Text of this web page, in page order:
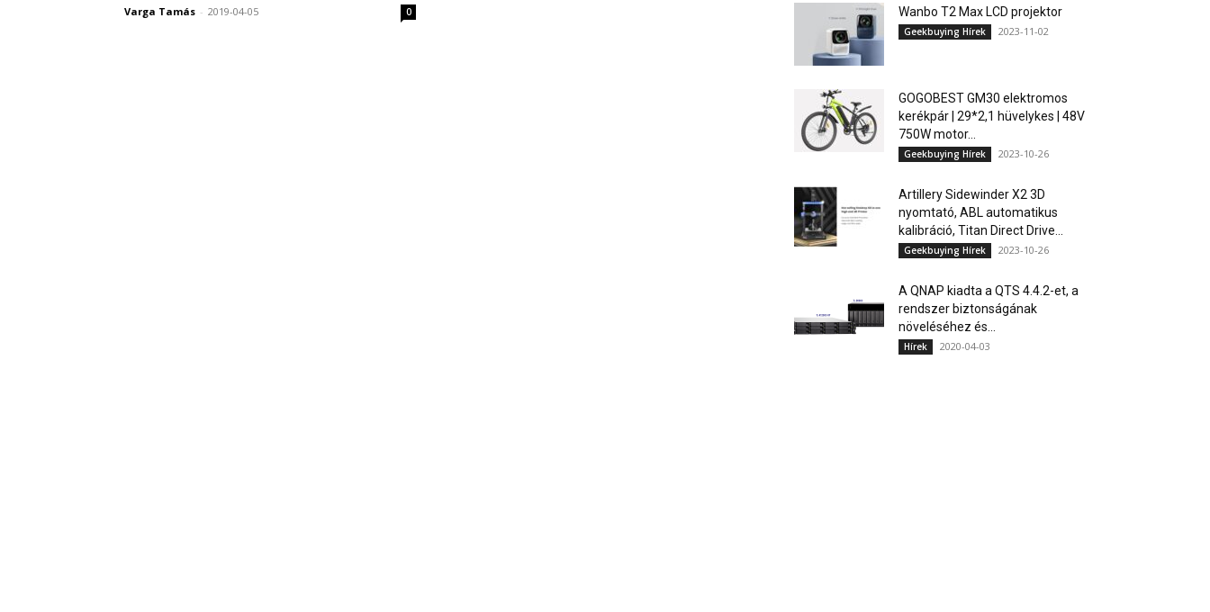
Varga Tamás - 2019-04-05 0 Wanbo T2 Max LCD projektor
Geekbuying Hírek 2023-11-02
GOGOBEST GM30 elektromos
kerékpár | 29*2,1 hüvelykes | 48V
750W motor...
Geekbuying Hírek 2023-10-26
Artillery Sidewinder X2 3D
nyomtató, ABL automatikus
kalibráció, Titan Direct Drive...
Geekbuying Hírek 2023-10-26
A QNAP kiadta a QTS 4.4.2-et, a
rendszer biztonságának
növeléséhez és...
Hírek 2020-04-03